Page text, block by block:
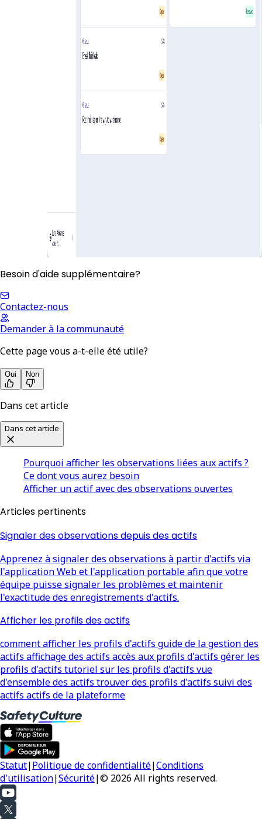
Besoin d'aide supplémentaire?
Contactez-nous
Demander à la communauté
Cette page vous a-t-elle été utile?
Oui Non
Dans cet article
Dans cet article
Pourquoi afficher les observations liées aux actifs ?
Ce dont vous aurez besoin
Afficher un actif avec des observations ouvertes
Articles pertinents
Signaler des observations depuis des actifs
Apprenez à signaler des observations à partir d'actifs via
l'application Web et l'application portable afin que votre
équipe puisse signaler les problèmes et maintenir
l'exactitude des enregistrements d'actifs.
Afficher les profils des actifs
comment afficher les profils d'actifs guide de la gestion des
actifs affichage des actifs accès aux profils d'actifs gérer les
profils d'actifs tutoriel sur les profils d'actifs vue
d'ensemble des actifs trouver des profils d'actifs suivi des
actifs actifs de la plateforme
Statut|Politique de confidentialité|Conditions
d'utilisation|Sécurité|© 2026 All rights reserved.